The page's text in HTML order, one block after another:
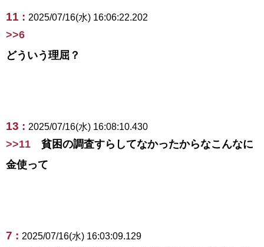
11 : 2025/07/16(水) 16:06:22.202
>>6
どういう理屈？
13 : 2025/07/16(水) 16:08:10.430
>>11 貧困の調査すらしてなかったからなこんなに
金使って
7 : 2025/07/16(水) 16:03:09.129